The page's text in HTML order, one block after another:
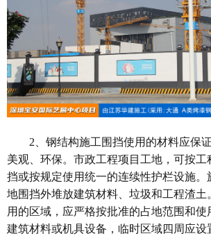
2 、钢结构施工围挡使用的材料应保
美观、环保。市政工程项目工地，可按工
挡或按规定使用统一的连续性护栏设施。
地围挡外堆放建筑材料、垃圾和工程渣土
用的区域，应严格按批准的占地范围和使
建筑材料或机具设备，临时区域四周应设